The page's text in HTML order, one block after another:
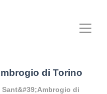
di Torino
Sant&#39;Ambrogio di